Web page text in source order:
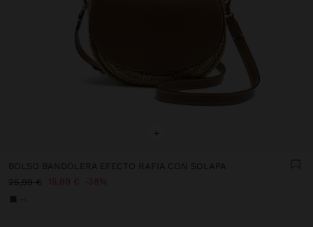
+
BOLSO BANDOLERA EFECTO RAFIA CON SOLAPA
25,99 €
15,99 € 38%